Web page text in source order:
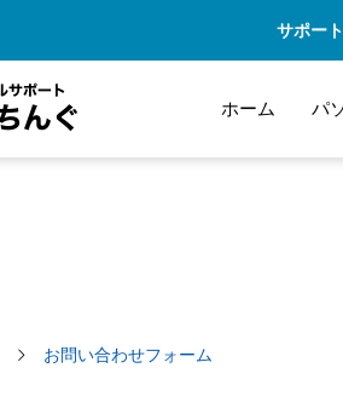
サポー
ホーム パ
お問い合わせフォーム